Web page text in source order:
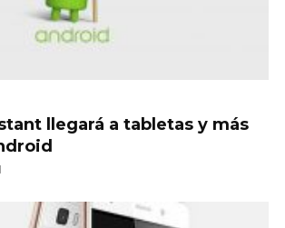
llegará a tabletas y más